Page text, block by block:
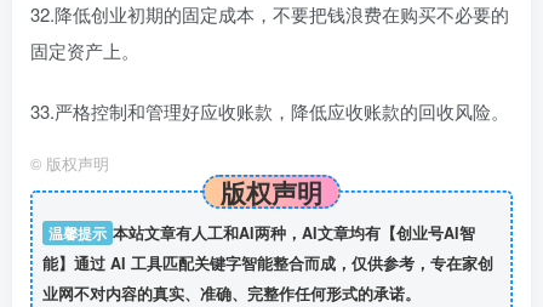
32.降低创业初期的固定成本，不要把钱浪费在购买不必要的
固定资产上。
33.严格控制和管理好应收账款，降低应收账款的回收风险。
© 版权声明
版权声明
温馨提示 本站文章有人工和AI两种，AI文章均有【创业号AI智
能】通过 AI 工具匹配关键字智能整合而成，仅供参考，专在家创
业网不对内容的真实、准确、完整作任何形式的承诺。